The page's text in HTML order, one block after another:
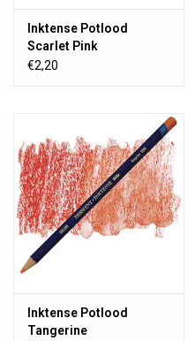
Inktense Potlood
Scarlet Pink
€2,20
Inktense Potlood
Tangerine